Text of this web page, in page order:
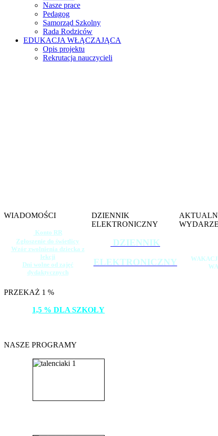
Nasze prace
Pedagog
Samorząd Szkolny
Rada Rodziców
EDUKACJA WŁĄCZAJĄCA
Opis projektu
Rekrutacja nauczycieli
WIADOMOŚCI
Konto RR
Zgłoszenie do świetlicy
Wzór zwolnienia dziecka z
lekcji
Dni wolne od zajęć
dydaktycznych
DZIENNIK
ELEKTRONICZNY
DZIENNIK
ELEKTRONICZNY
PRZEKAŻ 1 %
1,5 % DLA SZKOŁY
NASZE PROGRAMY